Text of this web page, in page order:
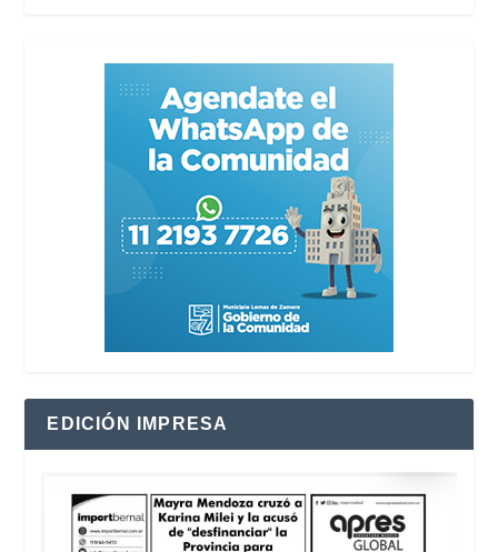
EDICIÓN IMPRESA